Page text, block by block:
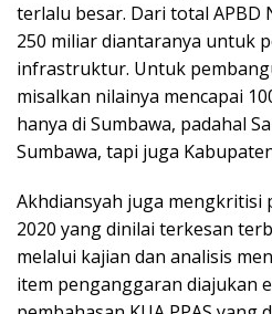
terlalu besar. Dari total APBD
250 miliar diantaranya untuk
infrastruktur. Untuk
misalkan nilainya mencapai
hanya di Sumbawa, padahal
Sumbawa, tapi juga
Akhdiansyah juga mengkritisi
2020 yang dinilai terkesan
melalui kajian dan analisis
item penganggaran diajukan